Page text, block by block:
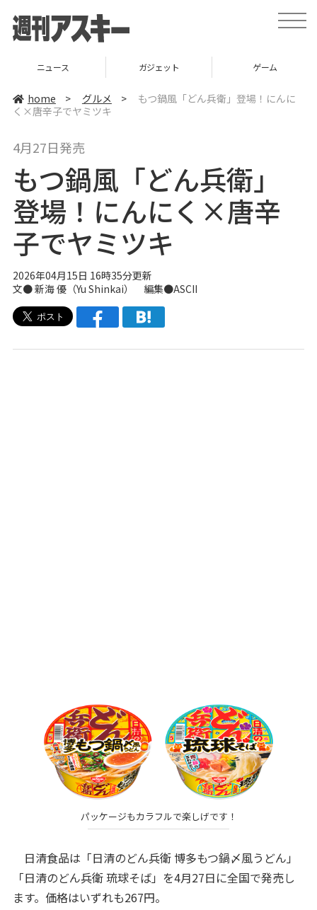
t
o
v
ニュース ガジェット ゲーム
home > グルメ >
もつ鍋風「どん兵衛」登場！にんに
く×唐辛子でヤミツキ
4月27日発売
もつ鍋風「どん兵衛」
登場！にんにく×唐辛
子でヤミツキ
2026年04月15日 16時35分更新
文●新海 優（Yu Shinkai） 編集●ASCII
パッケージもカラフルで楽しげです！
日清食品は「日清のどん兵衛 博多もつ鍋〆風うどん」
「日清のどん兵衛 琉球そば」を4月27日に全国で発売し
ます。価格はいずれも267円。